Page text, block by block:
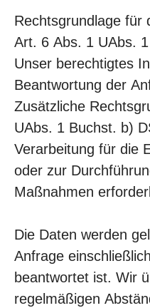
Rechtsgrundlage für
Art. 6 Abs. 1 UAbs.
Unser berechtigtes
Beantwortung der
Zusätzliche
UAbs. 1 Buchst. b)
Verarbeitung für die
oder zur
Maßnahmen
Die Daten werden
Anfrage
beantwortet ist. Wir
regelmäßigen